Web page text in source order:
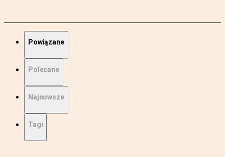
Powiązane
Polecane
Najnowsze
Tagi